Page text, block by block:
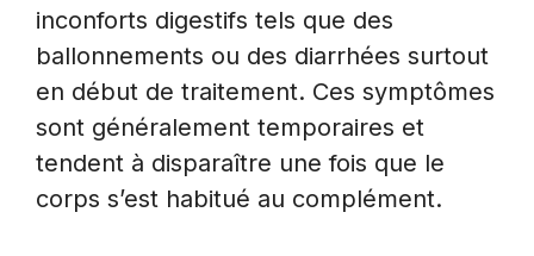
inconforts digestifs tels que des
ballonnements ou des diarrhées surtout
en début de traitement. Ces symptômes
sont généralement temporaires et
tendent à disparaître une fois que le
corps s’est habitué au complément.